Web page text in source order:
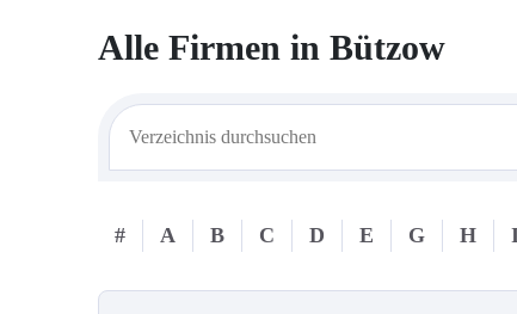
Alle Firmen in Bützow
# A B C D E G H